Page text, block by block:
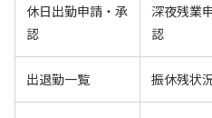
休日出勤申請・承
認
深夜残業
認
出退勤一覧 振休残状